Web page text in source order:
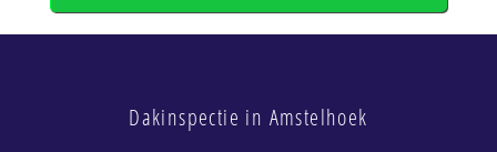
Dakinspectie in Amstelhoek